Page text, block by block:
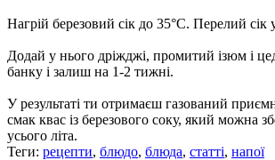
Нагрій березовий сік до 35°С. Перелий сік
Додай у нього дріжджі, промитий ізюм і
банку і залиш на 1-2 тижні.
У результаті ти отримаєш газований
смак квас із березового соку, який можна
усього літа.
Теги: рецепти, блюдо, блюда, статті, напої